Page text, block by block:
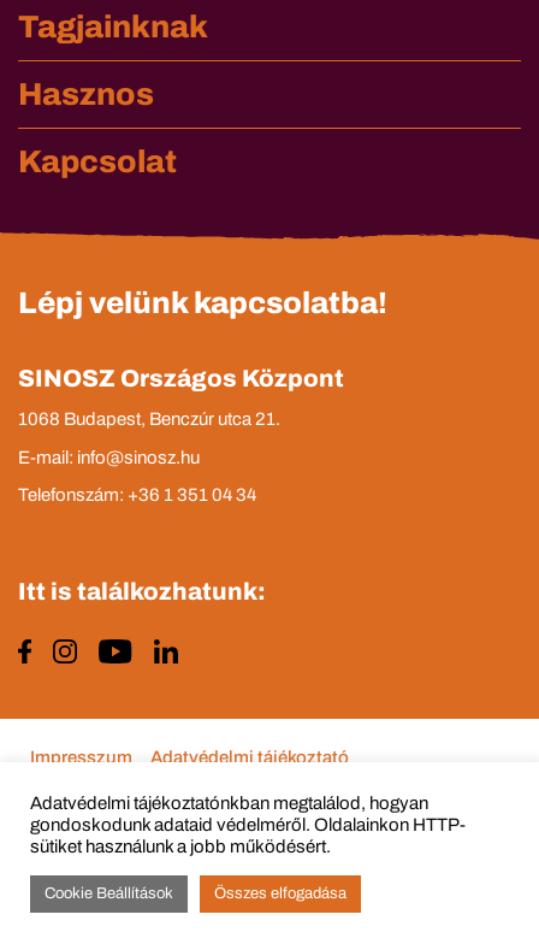
Tagjainknak
Hasznos
Kapcsolat
Lépj velünk kapcsolatba!
SINOSZ Országos Központ
1068 Budapest, Benczúr utca 21.
E-mail: info@sinosz.hu
Telefonszám: +36 1 351 04 34
Itt is találkozhatunk:
© Copyright 2015 - 2022 All Rights Reserved
Impresszum Adatvédelmi tájékoztató
Adatvédelmi tájékoztatónkban megtalálod, hogyan
gondoskodunk adataid védelméről. Oldalainkon HTTP-
sütiket használunk a jobb működésért.
Cookie Beállítások Összes elfogadása